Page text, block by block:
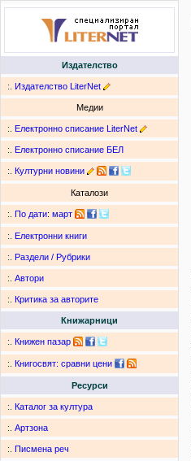
Издателство
:. Издателство LiterNet
Медии
:. Електронно списание LiterNet
:. Електронно списание БЕЛ
:. Културни новини
Каталози
:. По дати: март
:. Електронни книги
:. Раздели / Рубрики
:. Автори
:. Критика за авторите
Книжарници
:. Книжен пазар
:. Книгосвят: сравни цени
Ресурси
:. Каталог за култура
:. Артзона
:. Писмена реч